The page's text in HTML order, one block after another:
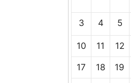
calendario
de
eventos
3 4 5
10 11 12
17 18 19